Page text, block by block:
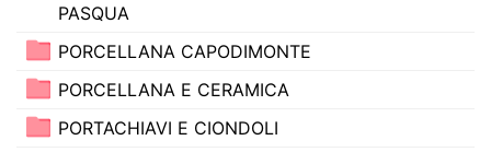
PASQUA
PORCELLANA CAPODIMONTE
PORCELLANA E CERAMICA
PORTACHIAVI E CIONDOLI